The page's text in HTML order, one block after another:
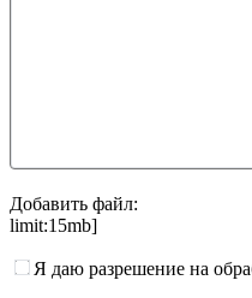
Добавить файл:
limit:15mb]
Я даю разрешение на